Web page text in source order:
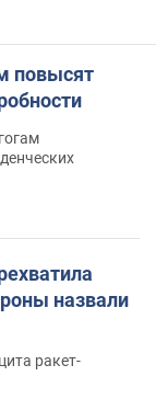
повысят
назвали
ракет-